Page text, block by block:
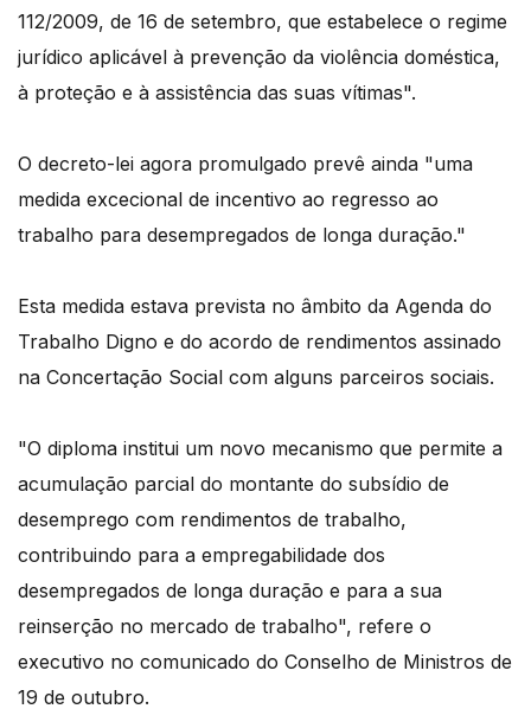
112/2009, de 16 de setembro, que estabelece o regime
jurídico aplicável à prevenção da violência doméstica,
à proteção e à assistência das suas vítimas".
O decreto-lei agora promulgado prevê ainda "uma
medida excecional de incentivo ao regresso ao
trabalho para desempregados de longa duração."
Esta medida estava prevista no âmbito da Agenda do
Trabalho Digno e do acordo de rendimentos assinado
na Concertação Social com alguns parceiros sociais.
"O diploma institui um novo mecanismo que permite a
acumulação parcial do montante do subsídio de
desemprego com rendimentos de trabalho,
contribuindo para a empregabilidade dos
desempregados de longa duração e para a sua
reinserção no mercado de trabalho", refere o
executivo no comunicado do Conselho de Ministros de
19 de outubro.